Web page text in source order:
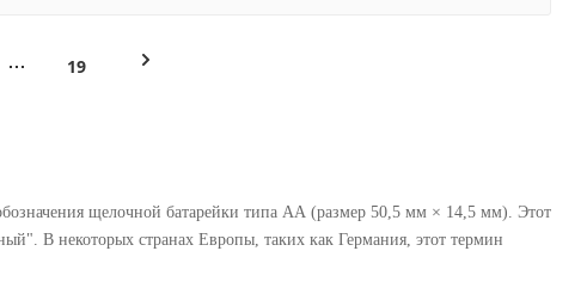
19
щелочной батарейки типа АА (размер 50,5 мм × 14,5 мм). Этот
В некоторых странах Европы, таких как Германия, этот термин